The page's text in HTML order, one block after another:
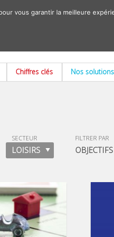
Chiffres clés Nos solutions
SECTEUR
LOISIRS
FILTRER PAR
vous garantir la meilleure